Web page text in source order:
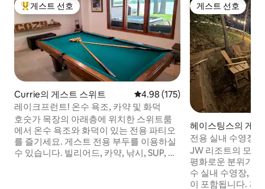
상위 게스트 선호
게스트 선호
Currie의 게스트 스위트 평점 4.98점(5점 만점), 후기 175
4.98 (175)
레이크프런트! 온수 욕조, 카약 및 화덕
호숫가 목장의 아래층에 위치한 스위트룸
에서 온수 욕조와 화덕이 있는 전용 파티오
를 즐기세요. 게스트 전용 부두를 이용하실
수 있습니다. 빌리어드, 카약, 낚시, SUP, 수
게스트 선호
게스트 선호
헤이스팅스의 게
전용 실내 수영장,
룸
JW 리조트의 모든
평화로운 분위기를
수 실내 수영장, 온
이 포함됩니다. 저희 게스트는 잠만 자는 것